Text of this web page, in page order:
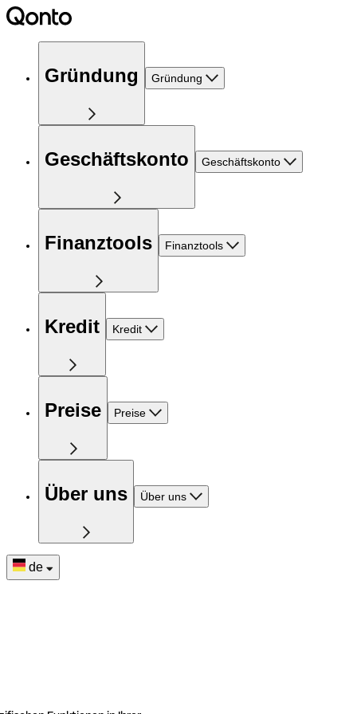
Gründung Gründung
Geschäftskonto Geschäftskonto
Finanztools Finanztools
Kredit Kredit
Preise Preise
Über uns Über uns
de